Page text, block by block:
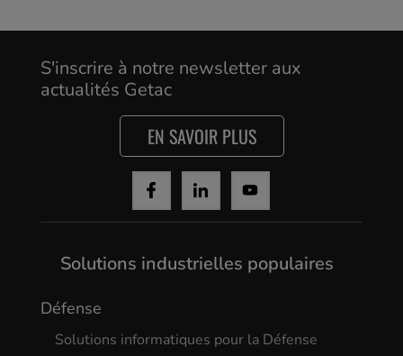
S'inscrire à notre newsletter aux
actualités Getac
EN SAVOIR PLUS
Solutions industrielles populaires
Défense
Solutions informatiques pour la Défense